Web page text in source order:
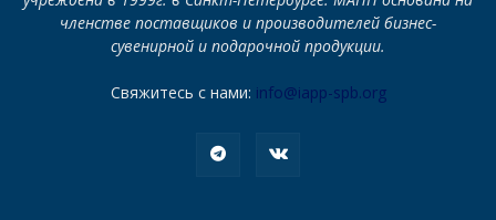
членстве поставщиков и производителей бизнес-
сувенирной и подарочной продукции.
Свяжитесь с нами: info@iapp-spb.org